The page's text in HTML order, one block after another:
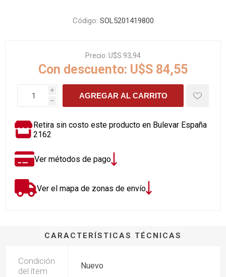
Código: SOL5201419800
Precio: U$S 93,94
Con descuento: U$S 84,55
i
h
AGREGAR AL CARRITO
Retira sin costo este producto en Bulevar España
2162
Ver métodos de pago
Ver el mapa de zonas de envío
CARACTERÍSTICAS TÉCNICAS
Condición
del ítem
Nuevo